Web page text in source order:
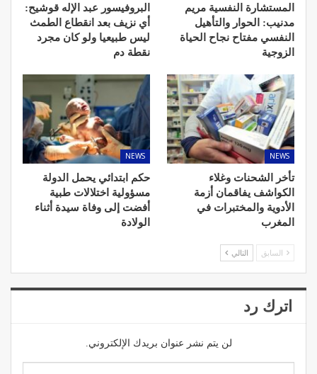
المستشارة النفسية مريم
مدنيب: الحوار والتأهيل
النفسي مفتاح نجاح الحياة
الزوجية
البروفيسور عبد الإله قوشيح:
أي نزيف بعد انقطاع الطمث
ليس طبيعيا ولو كان مجرد
نقطة دم
NEWS
تأخر الشحنات وغلاء
الكواشف يفاقمان أزمة
الأدوية والمختبرات في
المغرب
NEWS
حكم ابتدائي يحمل الدولة
مسؤولية اختلالات طبية
أفضت إلى وفاة سيدة أثناء
الولادة
السابق التالي
اترك رد
لن يتم نشر عنوان بريدك الإلكتروني.